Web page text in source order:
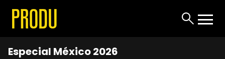
Especial México 2026